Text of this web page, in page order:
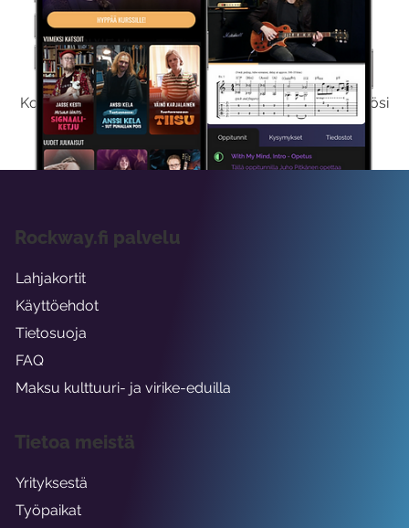
Kokeile Ilmaiseksi
Kokeilemalla ilmaiseksi saat koko sisältömme käyttöösi
viikon ajaksi.
Rockway.fi palvelu
Lahjakortit
Käyttöehdot
Tietosuoja
FAQ
Maksu kulttuuri- ja virike-eduilla
Tietoa meistä
Yrityksestä
Työpaikat